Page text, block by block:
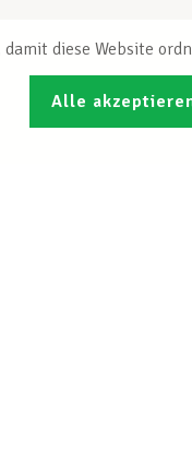
damit diese Website
Alle